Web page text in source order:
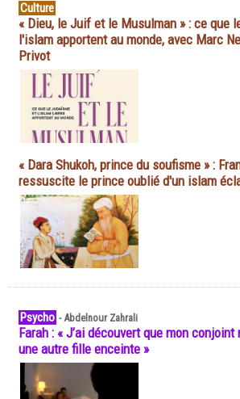
Culture
« Dieu, le Juif et le Musulman » : ce que
l'islam apportent au monde, avec Marc
Privot
« Dara Shukoh, prince du soufisme » :
ressuscite le prince oublié d'un islam
Psycho -Abdelnour Zahrali
Farah : « J’ai découvert que mon conjoint
une autre fille enceinte »